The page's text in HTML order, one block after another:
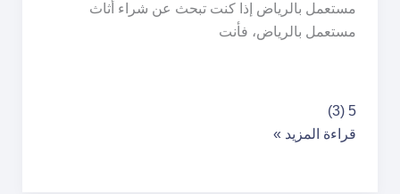
مستعمل بالرياض إذا كنت تبحث عن شراء أثاث
مستعمل بالرياض، فأنت
أثاث
مستعمل
5 (3)
قراءة المزيد »